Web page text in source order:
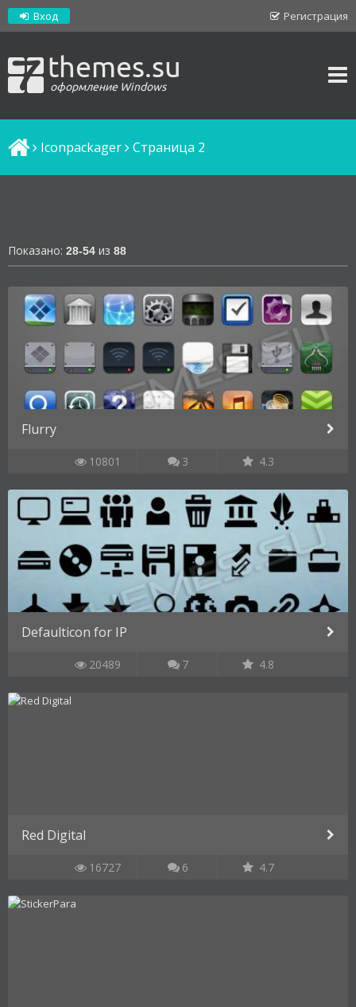
Регистрация
Вход
themes.su
оформление Windows
Iconpackager Cтраница 2
Показано: 28-54 из 88
Flurry
10801 3 4.3
Defaulticon for IP
20489 7 4.8
Red Digital
16727 6 4.7